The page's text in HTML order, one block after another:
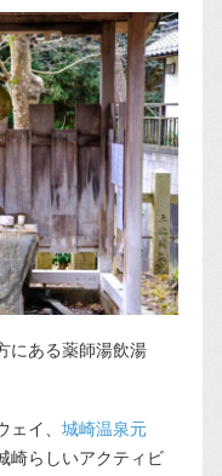
にある薬師湯飲湯
イ、 城崎温泉元
崎らしいアクティビ